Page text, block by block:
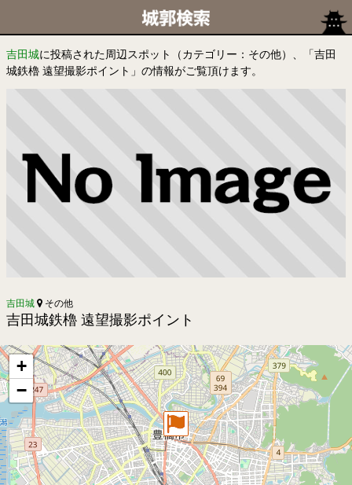
吉田城に投稿された周辺スポット（カテゴリー：その他）、「吉田
城鉄櫓 遠望撮影ポイント」の情報がご覧頂けます。
吉田城 その他
吉田城鉄櫓 遠望撮影ポイント
+
−